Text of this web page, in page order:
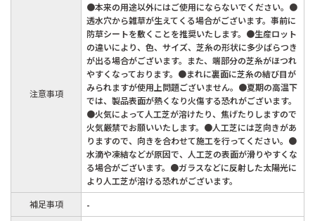
注意事項
●本来の用途以外にはご使用にならないでください。●
透水穴から雑草が生えてくる場合がございます。事前に
防草シートを敷くことを推奨いたします。●生産ロット
の違いにより、色、サイズ、芝糸の形状に多少ばらつき
が出る場合がございます。また、端部分の芝糸がほつれ
やすくなっております。●まれに裏面に芝糸の結び目が
みられますが使用上問題ございません。●夏期の高温下
では、製品表面が熱くなり火傷する恐れがございます。
●火気によって人工芝が溶けたり、焦げたりしますので
火気厳禁でお願いいたします。●人工芝には芝向きがあ
りますので、向きを合わせて施工を行ってください。●
水滴や凍結などが原因で、人工芝の表面が滑りやすくな
る場合がございます。●ガラスなどに反射した太陽光に
より人工芝が溶ける恐れがございます。
補足事項
-